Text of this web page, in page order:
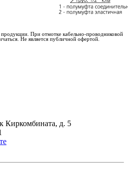
При отмотке кабельно-проводниковой
Не является публичной офертой.
Киркомбината, д. 5